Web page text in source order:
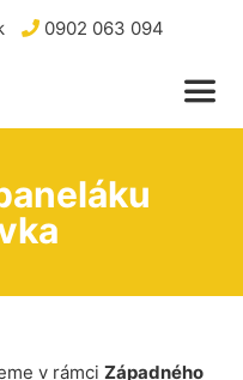
0902 063 094
v rámci Západného